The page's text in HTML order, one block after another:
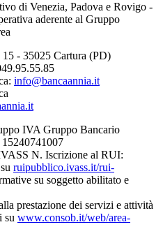
di Venezia, Padova e Rovigo -
aderente al Gruppo
- 35025 Cartura (PD)
info@bancaannia.it
IVA Gruppo Bancario
N. Iscrizione al RUI:
ruipubblico.ivass.it/rui-
su soggetto abilitato e
prestazione dei servizi e attività
su www.consob.it/web/area-